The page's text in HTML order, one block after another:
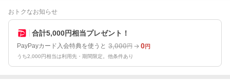
おトクなお知らせ
合計5,000円相当プレゼント！
PayPayカード入会特典を使うと 3,000円 0円
うち2,000円相当は利用先・期間限定。他条件あり